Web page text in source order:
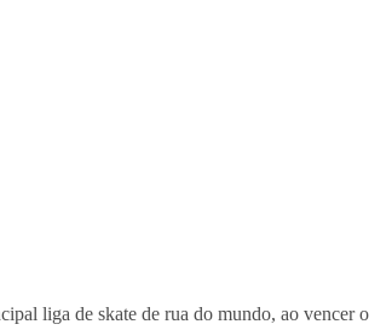
liga de skate de rua do mundo, ao vencer o